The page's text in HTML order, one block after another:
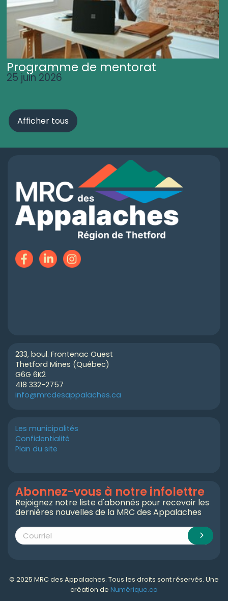
Programme de mentorat
25 juin 2026
Afficher tous
233, boul. Frontenac Ouest
Thetford Mines (Québec)
G6G 6K2
418 332-2757
info@mrcdesappalaches.ca
Les municipalités
Confidentialité
Plan du site
Abonnez-vous à notre infolettre
Rejoignez notre liste d'abonnés pour recevoir les
dernières nouvelles de la MRC des Appalaches
© 2025 MRC des Appalaches. Tous les droits sont réservés. Une
création de Numérique.ca